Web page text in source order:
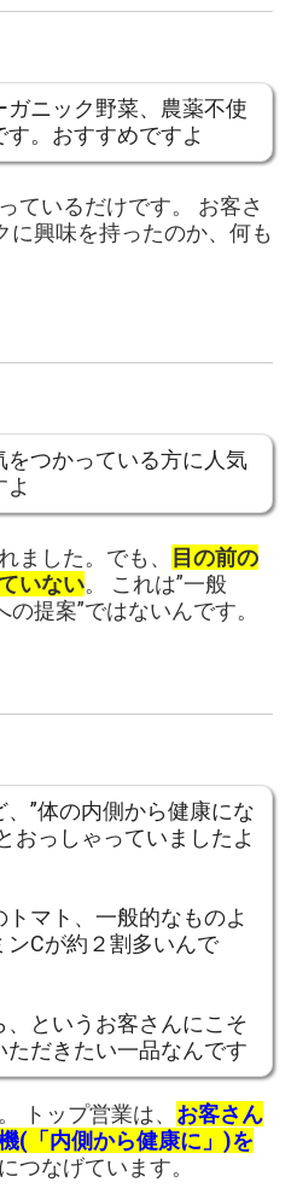
ガニック野菜、農薬不使
す。おすすめですよ
ているだけです。 お客さ
に興味を持ったのか、何も
をつかっている方に人気
よ
ました。でも、 目の前の
いない。 これは”一般
提案”ではないんです。
、”体の内側から健康にな
おっしゃっていましたよ
トマト、一般的なものよ
ンCが約２割多いんで
、というお客さんにこそ
ただきたい一品なんです
トップ営業は、 お客さん
(「内側から健康に」)を
つなげています。